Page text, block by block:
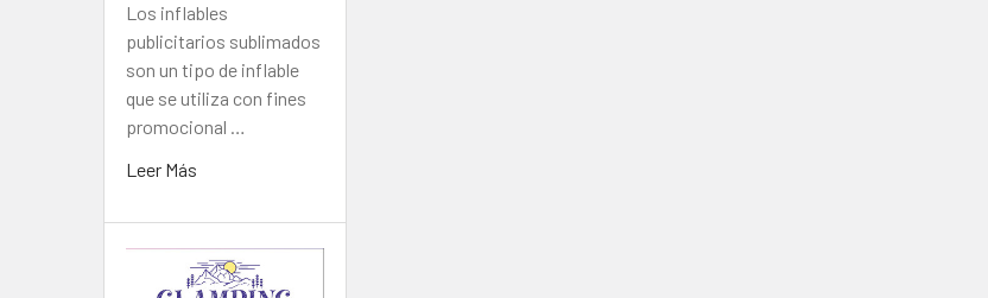
Los inflables
publicitarios sublimados
son un tipo de inflable
que se utiliza con fines
promocional …
Leer Más